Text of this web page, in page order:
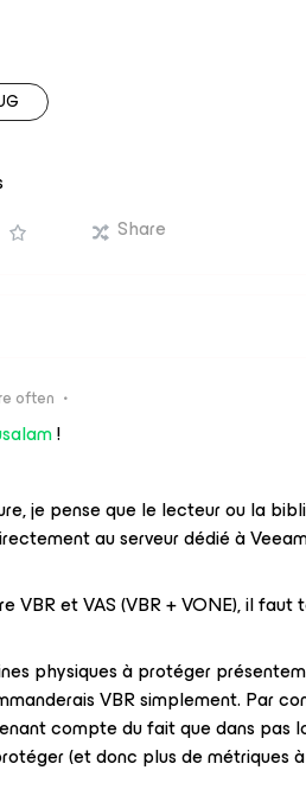
Share
often
!
je pense que le lecteur ou la
au serveur dédié à
VBR et VAS (VBR + VONE), il
physiques à protéger
VBR simplement. Par
compte du fait que dans pas
(et donc plus de métriques